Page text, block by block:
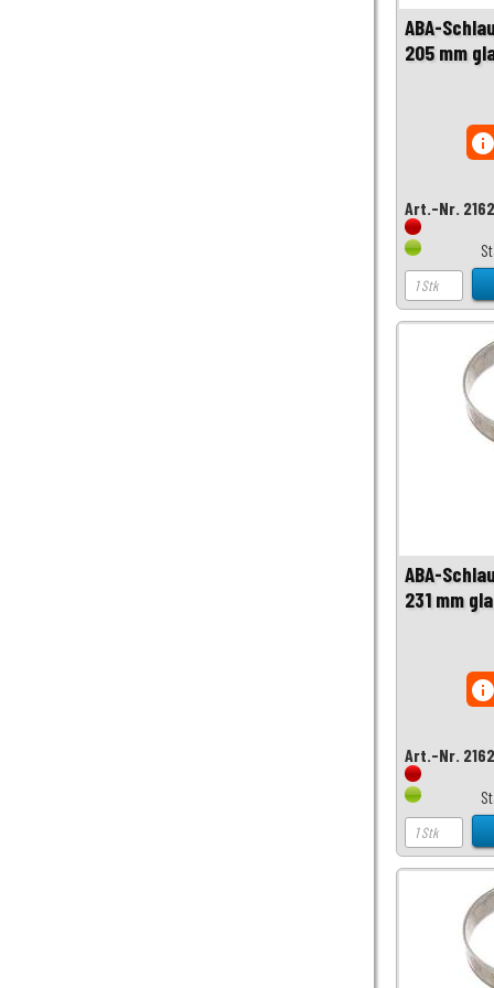
ABA-
205 mm
Art.-Nr.
ABA-
231 mm
Art.-Nr.